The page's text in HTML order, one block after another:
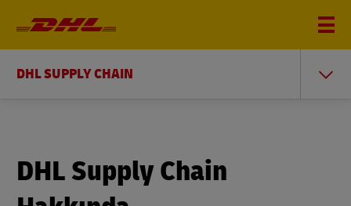
DHL SUPPLY CHAIN
DHL Supply Chain